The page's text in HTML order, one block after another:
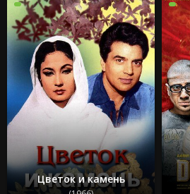
Цветок и камень